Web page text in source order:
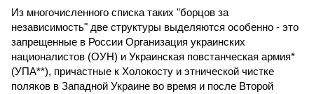
Из многочисленного списка таких "борцов за
независимость" две структуры выделяются особенно - это
запрещенные в России Организация украинских
националистов (ОУН) и Украинская повстанческая армия*
(УПА**), причастные к Холокосту и этнической чистке
поляков в Западной Украине во время и после Второй